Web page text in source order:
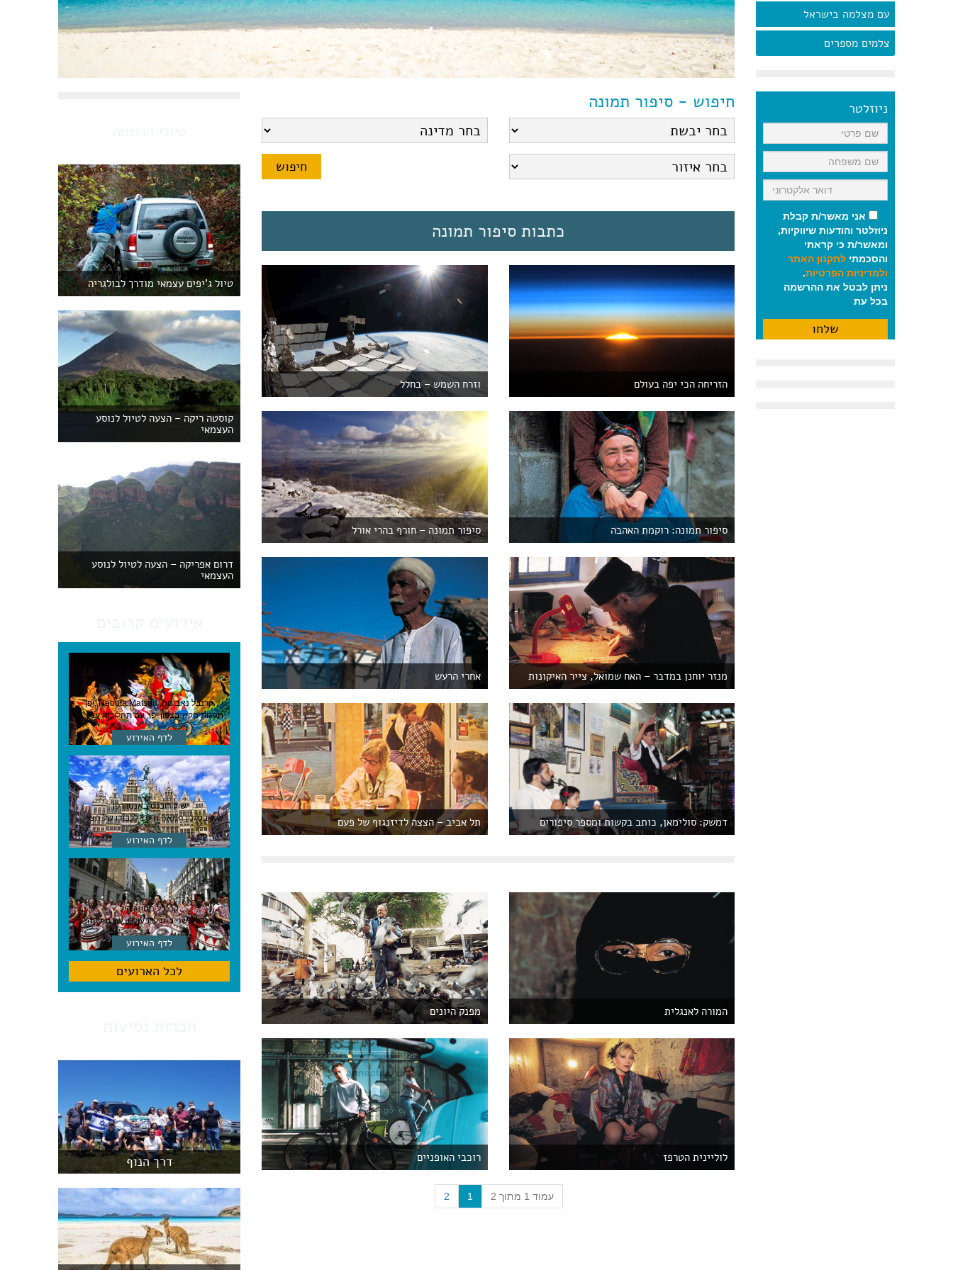
עם מצלמה בישראל
צלמים מספרים
ניוזלטר
אני מאשר/ת קבלת
ניוזלטר והודעות שיווקיות,
ומאשר/ת כי קראתי
והסכמתי לתקנון האתר
ולמדיניות הפרטיות.
ניתן לבטל את ההרשמה
בכל עת
חיפוש - סיפור תמונה
כתבות סיפור תמונה
הזריחה הכי יפה בעולם וזרח השמש – בחלל
סיפור תמונה: רוקמת האהבה סיפור תמונה – חורף בהרי אורל
מנזר יוחנן במדבר – האח שמואל, צייר האיקונות אחרי הרעש
דמשק: סולימאן, כותב בקשות ומספר סיפורים תל אביב – הצצה לדיזנגוף של פעם
המורה לאנגלית מפנק היונים
לוליינית הטרפז רוכבי האופניים
עמוד 1 מתוך 2 1
c
2
טיול ג'יפים עצמאי מודרך לבולגריה
קוסטה ריקה – הצעה לטיול לנוסע
העצמאי
דרום אפריקה – הצעה לטיול לנוסע
העצמאי
קרנבל נאבוטה, Nebuta Matsuri ,יפן
חגיגות הקיץ בצפון יפן, עם תהלוכות ענק, ריקודים וזיקוקים. 6-2 באוגוסט, יפן
לדף האירוע
שוק רובנס באנטוורפן
שוק בסגנון המאה ה-16 לכבודו של הצייר המפורסם, בן העיר, נערך ב-15 באוגוסט באנטוורפן
לדף האירוע
קרנבל נוטינג היל
הקרנבל השני בגודלו בעולם, עם מוזיקה, תהלוכות ותחפושות. לונדון
לדף האירוע
לכל הארועים
דרך הנוף